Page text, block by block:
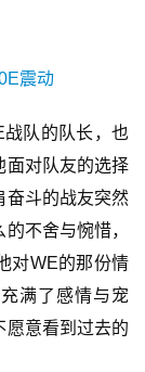
队的队长，也
面对队友的选择
奋斗的战友突然
不舍与惋惜，
对WE的那份情
满了感情与宠
愿意看到过去的